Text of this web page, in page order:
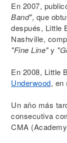
En 2007,
Band", que
después, Little
Nashville,
"Fine Line"y
En 2008, Little
Underwood, en
Un año más
consecutiva
CMA